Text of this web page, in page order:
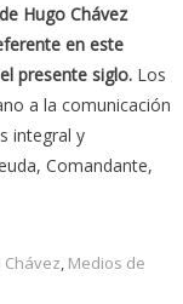
Hugo Chávez
en este
presente siglo.Los
a la comunicación
integral y
Comandante,
Chávez, Medios de